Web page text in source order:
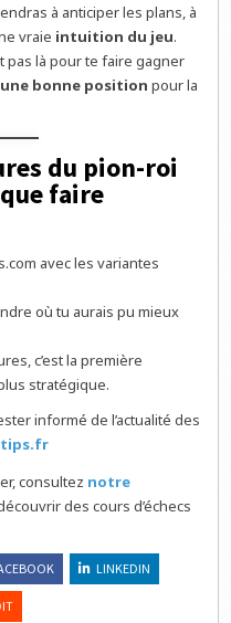
à anticiper les plans, à
vraie intuition du jeu.
pas là pour te faire gagner
bonne position pour la
du pion-roi
faire
avec les variantes
où tu aurais pu mieux
c’est la première
stratégique.
informé de l’actualité des
consultez notre
des cours d’échecs
LINKEDIN